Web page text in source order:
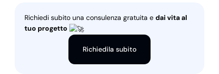
Richiedi subito una consulenza gratuita e dai vita al
tuo progetto
Richiedila subito